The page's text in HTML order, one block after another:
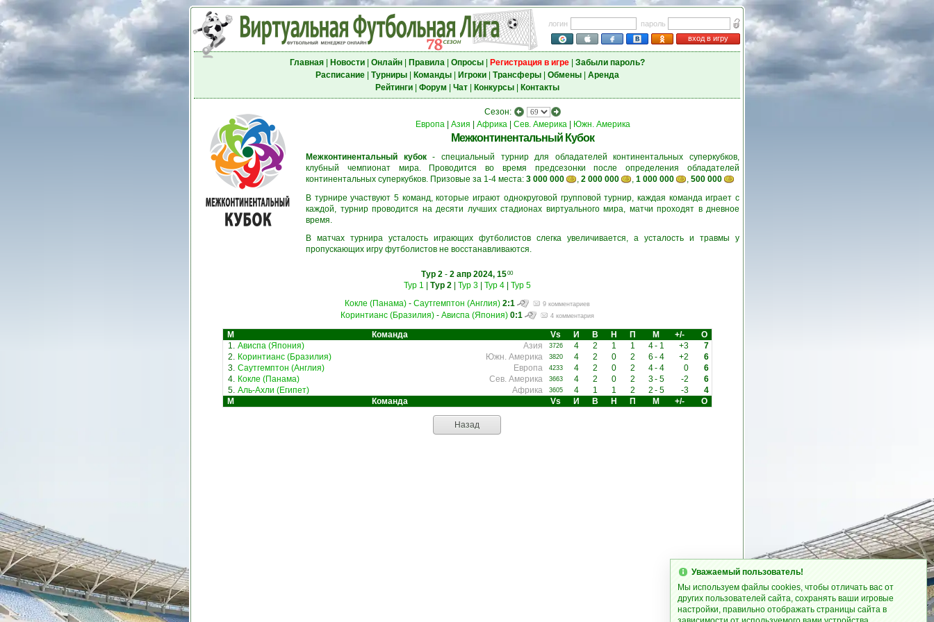
логин
пароль
вход в игру
Главная| Новости| Онлайн| Правила| Опросы| Регистрация в игре| Забыли пароль?
Расписание| Турниры| Команды| Игроки| Трансферы| Обмены| Аренда
Рейтинги| Форум Чат| Конкурсы| Контакты
Сезон:
Европа| Азия Африка| Сев. Америка| Южн. Америка
Межконтинентальный Кубок
Межконтинентальный кубок- специальный турнир для обладателей континентальных суперкубков,
клубный чемпионат мира. Проводится во время предсезонки после определения обладателей
континентальных суперкубков. Призовые за 1-4 места: 3 000 000 , 2 000 000 , 1 000 000 , 500 000
В турнире участвуют 5 команд, которые играют однокруговой групповой турнир, каждая команда играет с
каждой, турнир проводится на десяти лучших стадионах виртуального мира, матчи проходят в дневное
время.
В матчах турнира усталость играющих футболистов слегка увеличивается, а усталость и травмы у
пропускающих игру футболистов не восстанавливаются.
Тур 2 - 2 апр 2024, 1500
Тур 1 Тур 2| Тур 3| Тур 4| Тур 5
Кокле (Панама)- Саутгемптон (Англия) 2:1 9 комментариев
Коринтианс (Бразилия)- Ависпа (Япония) 0:1 4 комментария
М Команда Vs И В Н П М +/-
О
1. Ависпа (Япония) Азия 3726 4 2 1 1 4- 1 +3
7
2. Коринтианс (Бразилия) Южн. Америка 3820 4 2 0 2 6 - 4 +2
6
3. Саутгемптон (Англия) Европа 4233 4 2 0 2 4- 4 0
6
4. Кокле (Панама) Сев. Америка 3663 4 2 0 2 3- 5 -2
6
5. Аль-Ахли (Египет) Африка 3605 4 1 1 2 2 - 5 -3
4
М
Команда Vs И В Н П М +/- О
Назад
Уважаемый пользователь!
Мы используем файлы cookies, чтобы отличать вас от
других пользователей сайта, сохранять ваши игровые
настройки, правильно отображать страницы сайта в